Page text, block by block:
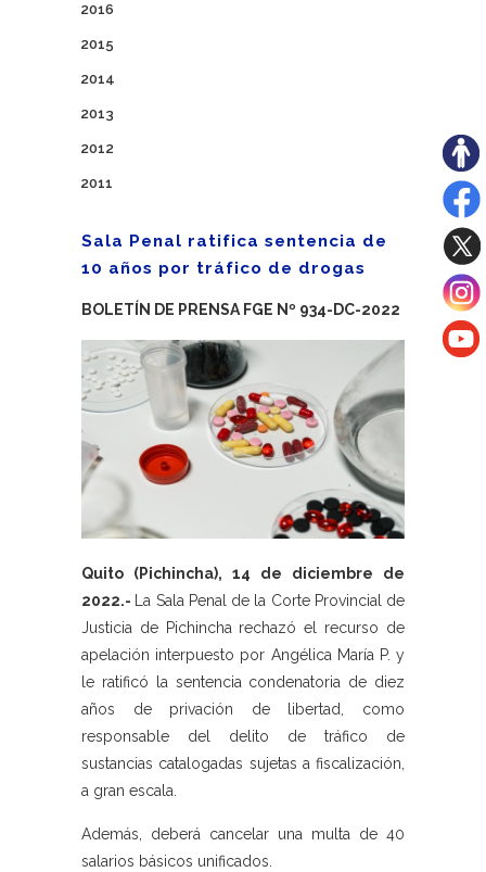
2016
2015
2014
2013
2012
2011
Sala Penal ratifica sentencia de
10 años por tráfico de drogas
BOLETÍN DE PRENSA FGE Nº 934-DC-2022
Quito (Pichincha), 14 de diciembre de
2022.- La Sala Penal de la Corte Provincial de
Justicia de Pichincha rechazó el recurso de
apelación interpuesto por Angélica María P. y
le ratificó la sentencia condenatoria de diez
años de privación de libertad, como
responsable del delito de tráfico de
sustancias catalogadas sujetas a fiscalización,
a gran escala.
Además, deberá cancelar una multa de 40
salarios básicos unificados.